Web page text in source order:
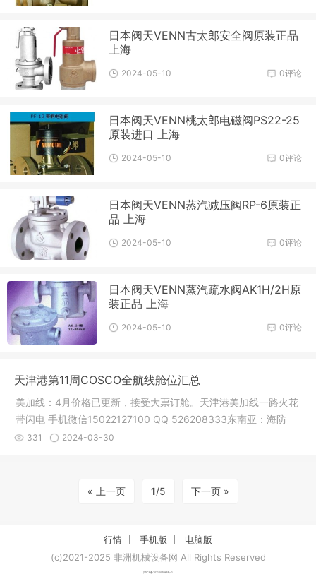
日本阀天VENN古太郎安全阀原装正品
上海
0评论
2024-05-10
日本阀天VENN桃太郎电磁阀PS22-25
原装进口 上海
0评论
2024-05-10
日本阀天VENN蒸汽减压阀RP-6原装正
品 上海
0评论
2024-05-10
日本阀天VENN蒸汽疏水阀AK1H/2H原
装正品 上海
0评论
2024-05-10
天津港第11周COSCO全航线舱位汇总
美加线：4月价格已更新，接受大票订舱。天津港美加线一路火花
带闪电 手机微信15022127100 QQ 526208333东南亚：海防
（cyh航线）
331 2024-03-30
« 上一页 1/5 下一页 »
行情 手机版
电脑版
(c)2021-2025 非洲机械设备网 All Rights Reserved
津ICP备2021007094号-1